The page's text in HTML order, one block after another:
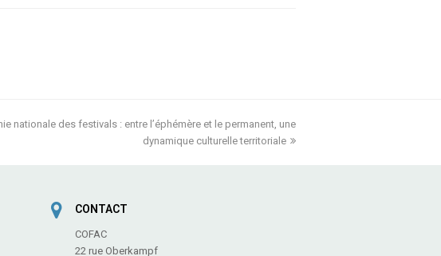
nationale des festivals : entre l’éphémère et le permanent, une
dynamique culturelle territoriale
CONTACT
COFAC
22 rue Oberkampf